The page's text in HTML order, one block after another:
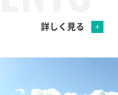
詳しく見る